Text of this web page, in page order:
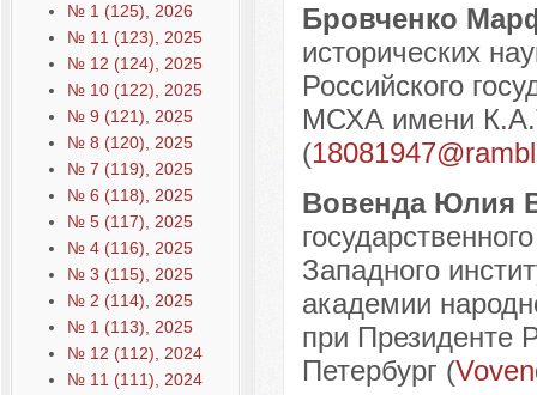
№ 1 (125), 2026
№ 11 (123), 2025
№ 12 (124), 2025
№ 10 (122), 2025
№ 9 (121), 2025
№ 8 (120), 2025
№ 7 (119), 2025
№ 6 (118), 2025
№ 5 (117), 2025
№ 4 (116), 2025
№ 3 (115), 2025
№ 2 (114), 2025
№ 1 (113), 2025
№ 12 (112), 2024
№ 11 (111), 2024
Бровченко
исторических
Российского
МСХА имени
(
Вовенда Юлия
Западного
академии
при Президенте
Петербург (